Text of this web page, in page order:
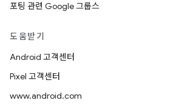
포팅 관련 Google 그룹스
도움받기
Android 고객센터
Pixel 고객센터
www.android.com